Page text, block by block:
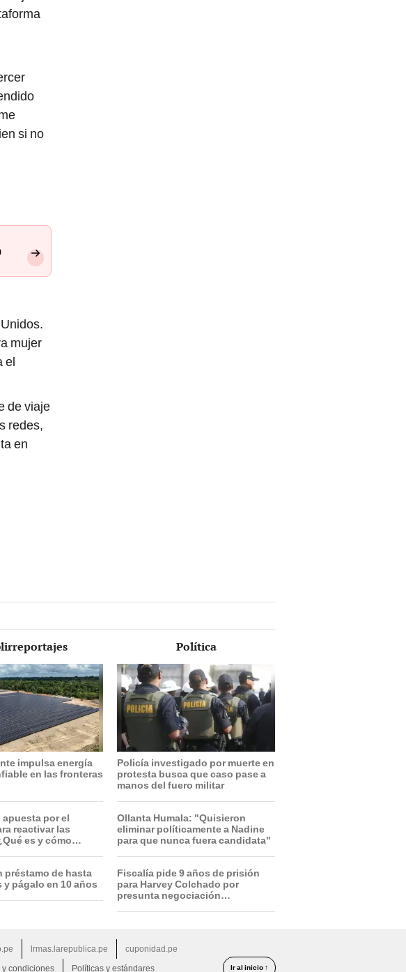
si no
mujer
el
de viaje
redes,
en
impulsa energía
en las fronteras
apuesta por el
reactivar las
es y cómo
préstamo de hasta
y págalo en 10 años
Política
Policía investigado por muerte en
protesta busca que caso pase a
manos del fuero militar
Ollanta Humala: "Quisieron
eliminar políticamente a Nadine
para que nunca fuera candidata"
Fiscalía pide 9 años de prisión
para Harvey Colchado por
presunta negociación
Ir al inicio ↑
lrmas.larepublica.pe
cuponidad.pe
y condiciones Políticas y estándares